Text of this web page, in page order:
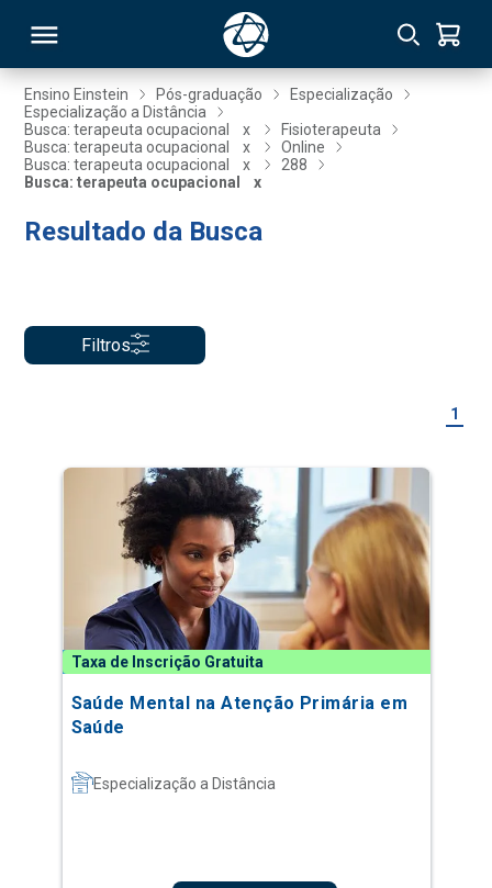
Ensino Einstein Pós-graduação
Especialização
Especialização a Distância
Busca: terapeuta ocupacional
x
Fisioterapeuta
Busca: terapeuta ocupacional
x
Online
Busca: terapeuta ocupacional
x
288
Busca: terapeuta ocupacional
x
Resultado da Busca
Filtros
1
Taxa de Inscrição Gratuita
Saúde Mental na Atenção Primária em
Saúde
Especialização a Distância